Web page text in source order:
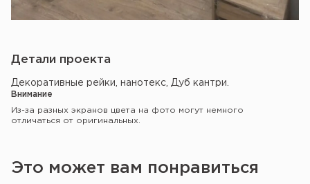
Детали проекта
Декоративные рейки, нанотекс, Дуб кантри.
Внимание
Из-за разных экранов цвета на фото могут немного
отличаться от оригинальных.
Это может вам понравиться